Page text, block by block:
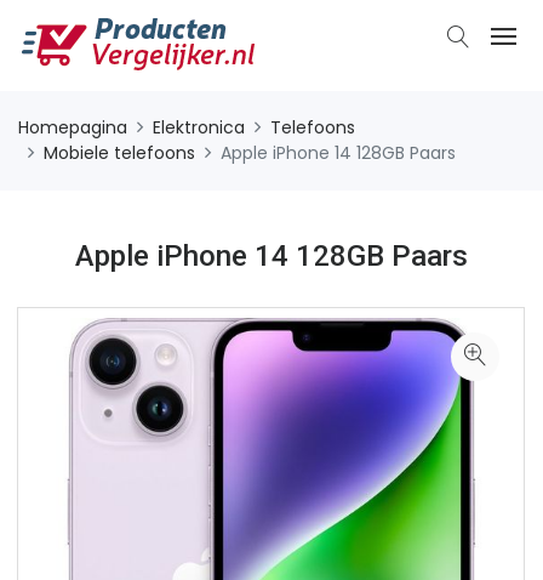
Homepagina Elektronica
Telefoons
Mobiele telefoons
Apple iPhone 14 128GB Paars
Apple iPhone 14 128GB Paars